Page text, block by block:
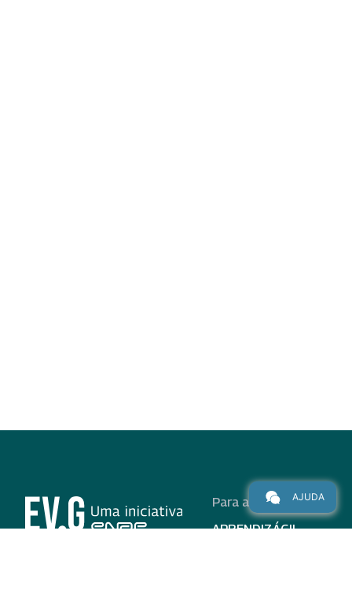
Para alunos
APRENDIZÁGIL
AJUDA